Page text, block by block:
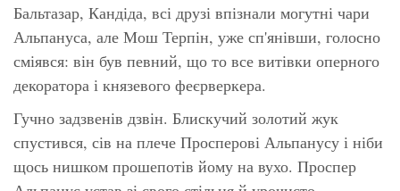
Бальтазар, Кандіда, всі друзі впізнали могутні чари
Альпануса, але Мош Терпін, уже сп'янівши, голосно
сміявся: він був певний, що то все витівки оперного
декоратора і князевого феєрверкера.
Гучно задзвенів дзвін. Блискучий золотий жук
спустився, сів на плече Просперові Альпанусу і ніби
щось нишком прошепотів йому на вухо. Проспер